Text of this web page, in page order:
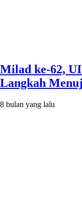
Milad ke-62,
Langkah
8 bulan yang lalu